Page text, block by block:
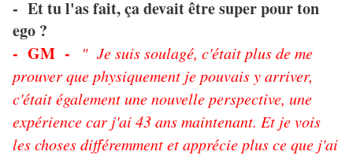
- Et tu l'as fait, ça devait être super pour ton
ego ?
- GM -
" Je suis soulagé, c'était plus de me
prouver que physiquement je pouvais y arriver,
c'était également une nouvelle perspective, une
expérience car j'ai 43 ans maintenant. Et je vois
les choses différemment et apprécie plus ce que j'ai